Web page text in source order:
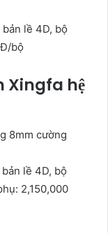
lề 4D, bộ
bộ
Xingfa hệ
8mm cường
lề 4D, bộ
2,150,000